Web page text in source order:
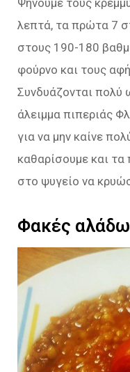
Ψήνουμε τους
λεπτά, τα πρώτα 7
στους 190-180
φούρνο και τους
Συνδυάζονται πολύ
άλειμμα πιπεριάς
για να μην καίνε
καθαρίσουμε και
στο ψυγείο να
Φακές